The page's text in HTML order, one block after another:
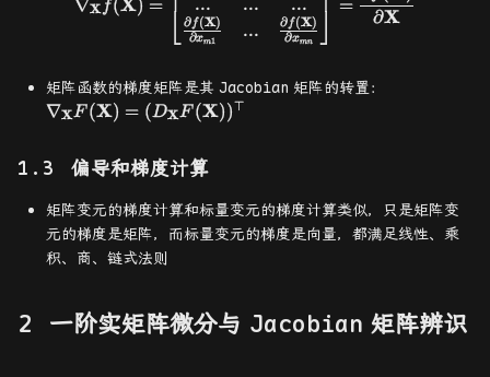
∇X f( ) = ⎣ ...
∂xm1
∂f(X)
...
...
...
∂xmn
∂f(X) ⎦ =
∂X
矩阵函数的梯度矩阵是其 Jacobian 矩阵的转置：
∇XF (X) = (DXF (X))⊤
偏导和梯度计算
矩阵变元的梯度计算和标量变元的梯度计算类似，只是矩阵变
元的梯度是矩阵，而标量变元的梯度是向量，都满足线性、乘
积、商、链式法则
一阶实矩阵微分与 Jacobian 矩阵辨识